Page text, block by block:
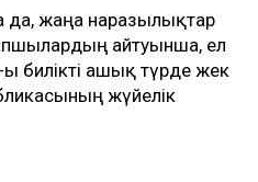
да, жаңа наразылықтар
айтуынша, ел
билікті ашық түрде жек
жүйелік